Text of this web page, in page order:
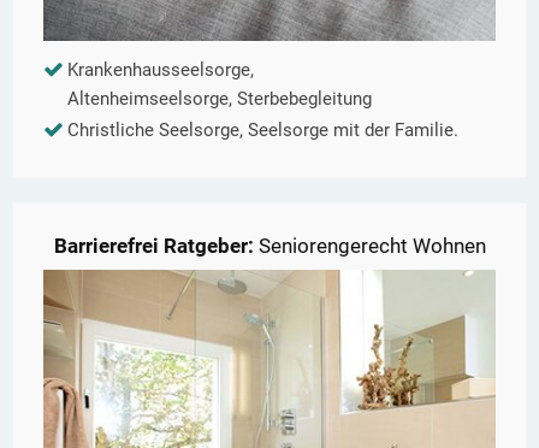
Krankenhausseelsorge,
Altenheimseelsorge, Sterbebegleitung
Christliche Seelsorge, Seelsorge mit der Familie.
Barrierefrei Ratgeber: Seniorengerecht Wohnen